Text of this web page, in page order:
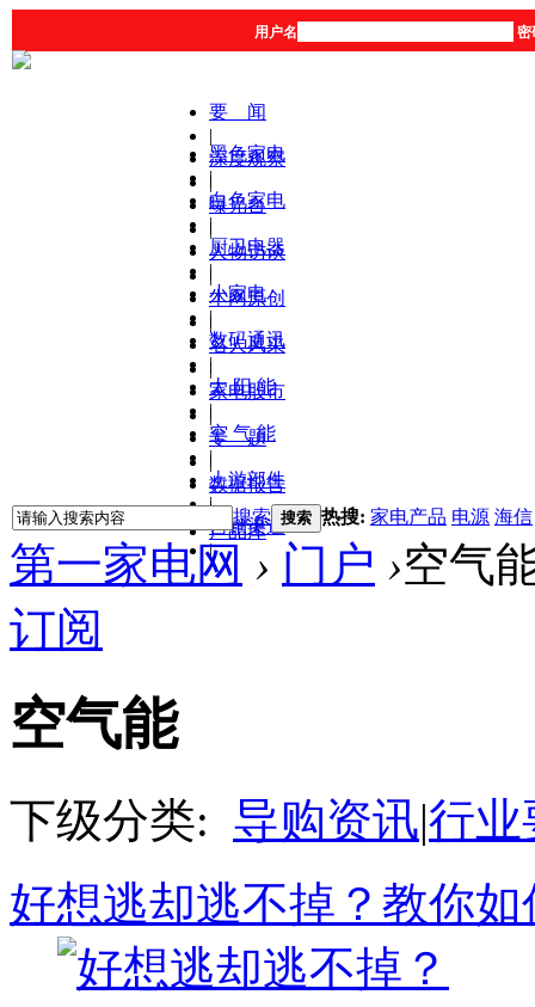
用户名 密
要 闻
|
深度观察
|
曝光台
|
人物访谈
|
本网原创
|
名人风采
|
家电股市
|
专 题
|
数据报告
|
产品库
黑色家电
|
白色家电
|
厨卫电器
|
小家电
|
数码通讯
|
太 阳 能
|
空 气 能
|
上游部件
|
营销渠道
|
搜索 搜索 热搜: 家电产品 电源 海信
第一家电网 › 门户 ›空气
订阅
空气能
下级分类: 导购资讯|行业
好想逃却逃不掉？教你